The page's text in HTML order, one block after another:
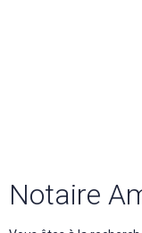
Notaire